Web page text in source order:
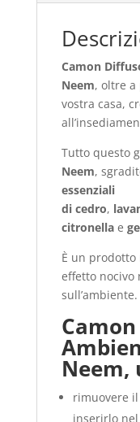
Camon
Neem, oltre a
vostra casa,
Tutto questo
Neem,
essenziali
di cedro,
citronella e
È un
effetto nocivo
sull’ambiente.
Neem,
rimuovere
inserirlo